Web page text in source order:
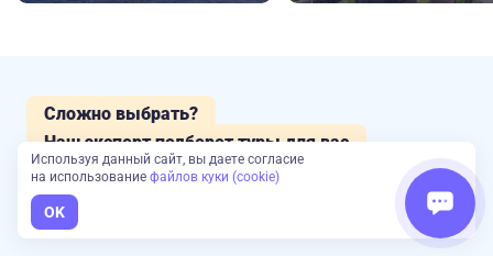
Сложно выбрать?
Наш эксперт подберет туры для вас
Оставьте заявку и получите консультацию
подборку от экспертов Большой Страны
Используя данный сайт, вы даете согласие
на использование файлов куки (cookie)
OK